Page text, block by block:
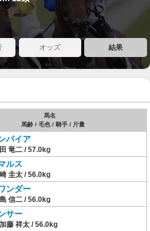
オッズ 結果
馬名
馬齢 / 毛色 / 騎手 / 斤量
パイア
竜二 / 57.0kg
ルス
圭太 / 56.0kg
ンダー
信二 / 56.0kg
サー
藤 祥太 / 56.0kg